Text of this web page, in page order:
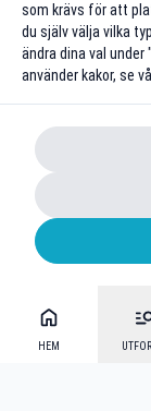
HEM
som krävs för att
du själv välja vilka
ändra dina val under
använder kakor, se